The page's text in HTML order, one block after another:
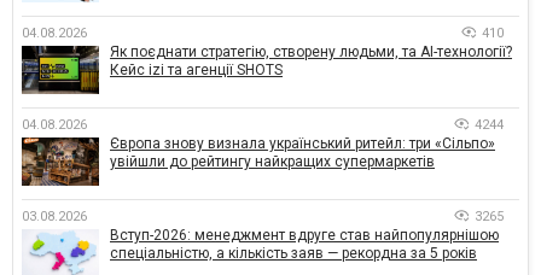
04.08.2026 410
Як поєднати стратегію, створену людьми, та AI-технології?
Кейс izi та агенції SHOTS
04.08.2026 4244
Європа знову визнала український ритейл: три «Сільпо»
увійшли до рейтингу найкращих супермаркетів
03.08.2026 3265
Вступ-2026: менеджмент вдруге став найпопулярнішою
спеціальністю, а кількість заяв — рекордна за 5 років